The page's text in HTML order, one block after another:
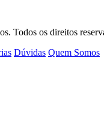
Todos os direitos
Dúvidas Quem Somos